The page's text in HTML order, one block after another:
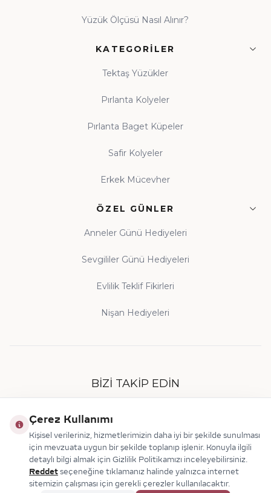
Yüzük Ölçüsü Nasıl Alınır?
KATEGORILER
Tektaş Yüzükler
Pırlanta Kolyeler
Pırlanta Baget Küpeler
Safir Kolyeler
Erkek Mücevher
ÖZEL GÜNLER
Anneler Günü Hediyeleri
Sevgililer Günü Hediyeleri
Evlilik Teklif Fikirleri
Nişan Hediyeleri
© 2026 Makdis Pırlanta
BIZI TAKIP EDIN
Çerez Kullanımı
Kişisel verileriniz, hizmetlerimizin daha iyi bir şekilde sunulması
için mevzuata uygun bir şekilde toplanıp işlenir. Konuyla ilgili
detaylı bilgi almak için Gizlilik Politikamızı inceleyebilirsiniz.
Reddet seçeneğine tıklamanız halinde yalnızca internet
sitemizin çalışması için gerekli çerezler kullanılacaktır.